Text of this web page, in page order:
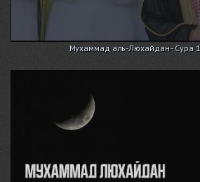
Мухаммад аль-Люхайдан - Сура